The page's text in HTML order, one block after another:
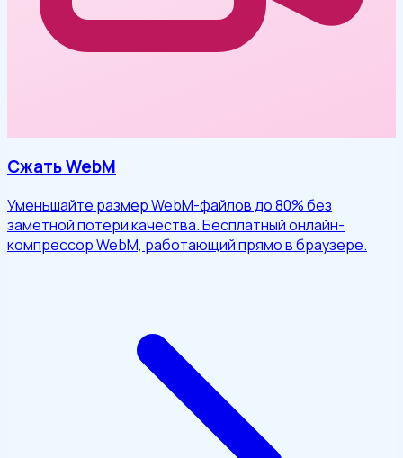
Сжать WebM
Уменьшайте размер WebM-файлов до 80% без
заметной потери качества. Бесплатный онлайн-
компрессор WebM, работающий прямо в браузере.